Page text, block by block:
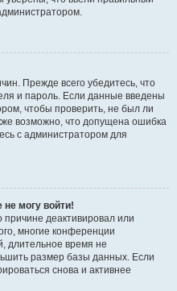
Прежде всего убедитесь, что
и пароль. Если данные введены
чтобы проверить, не был ли
возможно, что допущена ошибка
с администратором для
не могу войти!
деактивировал или
многие конференции
длительное время не
размер базы данных. Если
снова и активнее